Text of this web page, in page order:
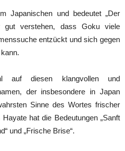
Japanischen und bedeutet „Der
gut verstehen, dass Goku viele
entzückt und sich gegen
auf diesen klangvollen und
der insbesondere in Japan
Sinne des Wortes frischer
hat die Bedeutungen „Sanft
und „Frische Brise“.